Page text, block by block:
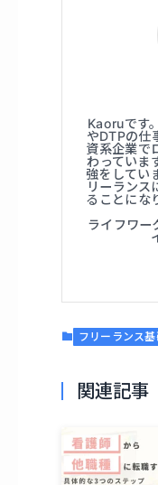
Kaoruです
やDTPの仕
資系企業で
わっていま
強をしてい
リーランス
ることにな
ライフワー
フリーランス
関連記事